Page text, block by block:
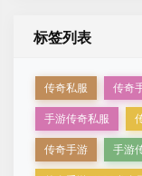
标签列表
传奇私服 传奇
手游传奇私服
传奇手游 手游